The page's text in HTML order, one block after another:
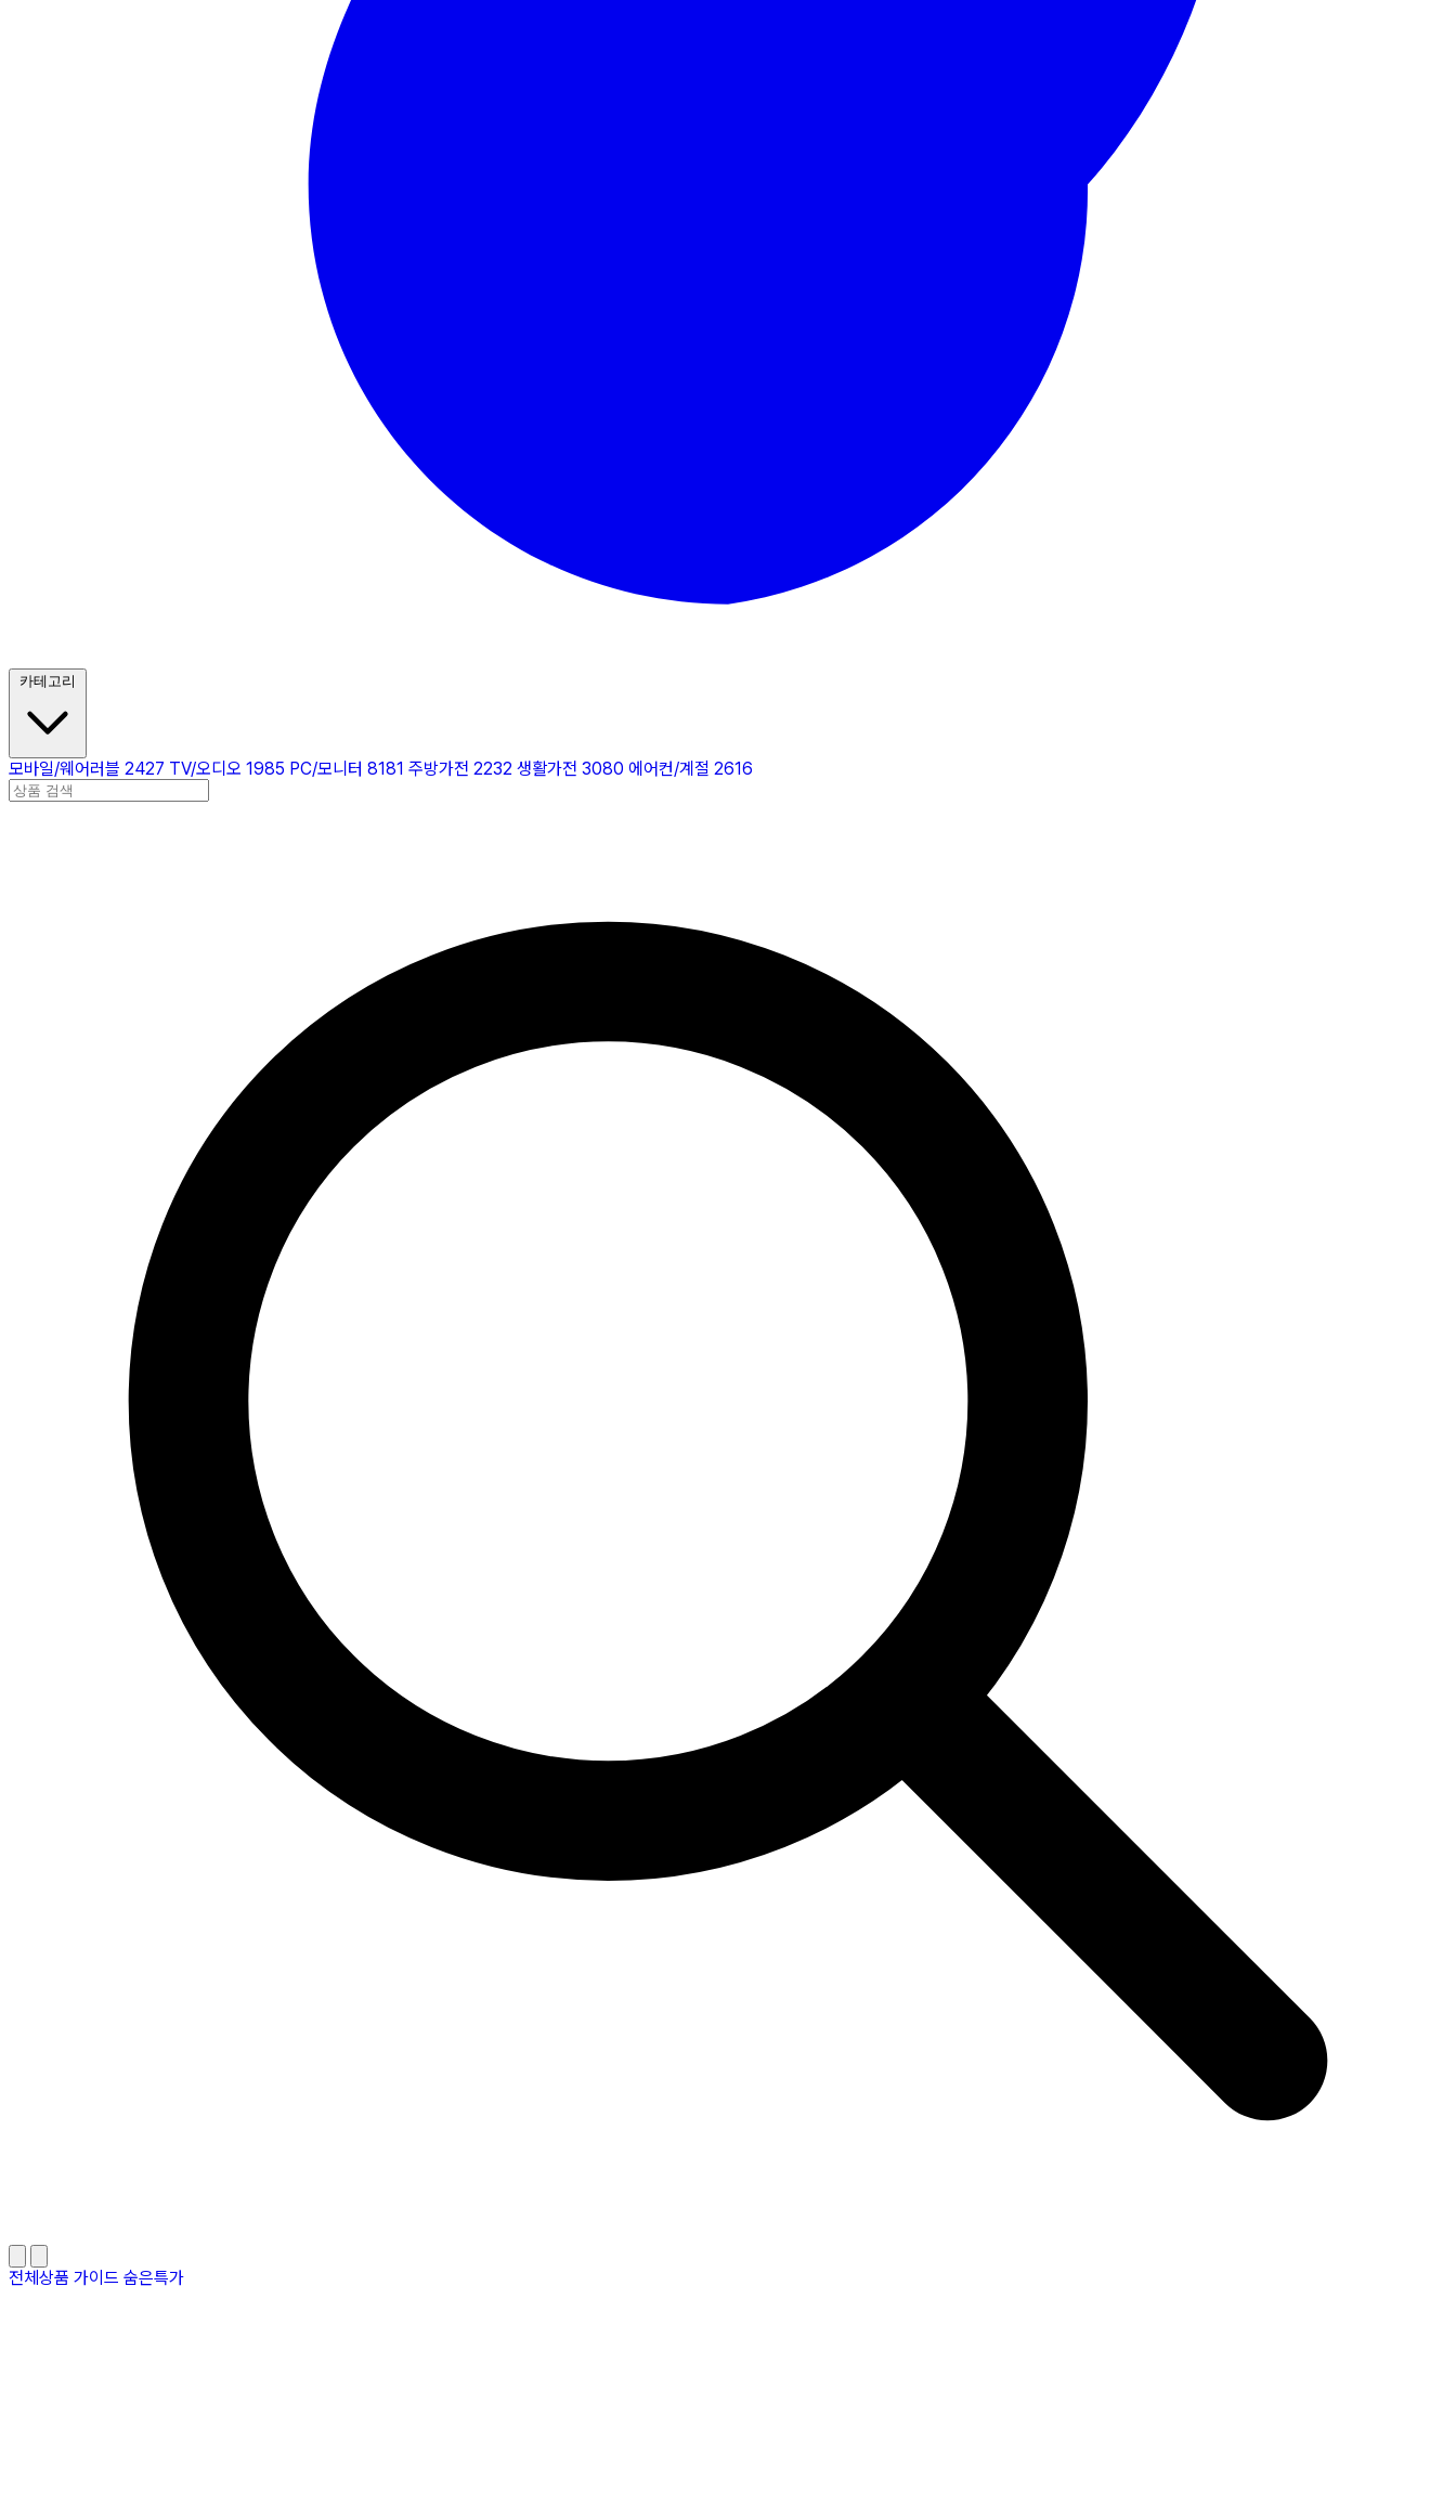
카테고리
모바일/웨어러블 2427 TV/오디오 1985 PC/모니터 8181 주방가전 2232 생활가전 3080 에어컨/계절 2616
전체상품 가이드 숨은특가